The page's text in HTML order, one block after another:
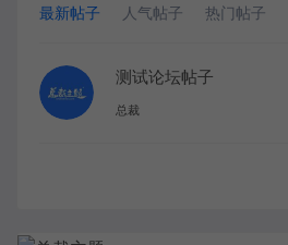
最新帖子 人气帖子 热门帖子
测试论坛帖子
总裁